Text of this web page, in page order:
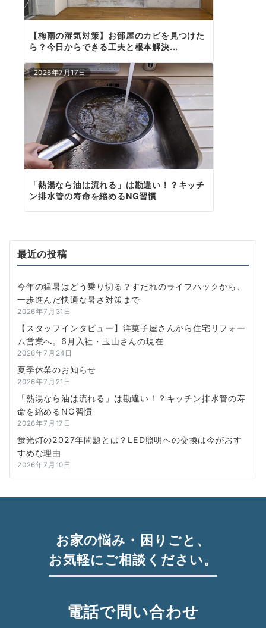
【梅雨の湿気対策】お部屋のカビを見つけた
ら？今日からできる工夫と根本解決...
2026年7月17日
「熱湯なら油は流れる」は勘違い！？キッチ
ン排水管の寿命を縮めるNG習慣
最近の投稿
今年の猛暑はどう乗り切る？すだれのライフハックから、
一歩進んだ快適な暑さ対策まで
2026年7月31日
【スタッフインタビュー】洋菓子屋さんから住宅リフォー
ム営業へ。6月入社・玉山さんの現在
2026年7月24日
夏季休業のお知らせ
2026年7月21日
「熱湯なら油は流れる」は勘違い！？キッチン排水管の寿
命を縮めるNG習慣
2026年7月17日
蛍光灯の2027年問題とは？LED照明への交換は今がおす
すめな理由
2026年7月10日
お家の悩み・困りごと、
お気軽にご相談ください。
電話で問い合わせ